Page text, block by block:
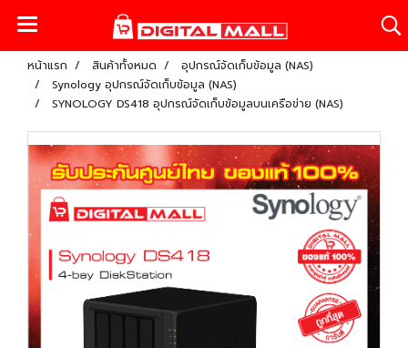
หน้าแรก สินค้าทั้งหมด
อุปกรณ์จัดเก็บข้อมูล (NAS)
Synology อุปกรณ์จัดเก็บข้อมูล (NAS)
SYNOLOGY DS418 อุปกรณ์จัดเก็บข้อมูลบนเครือข่าย (NAS)